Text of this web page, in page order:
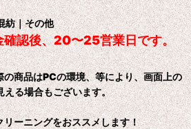
｜その他
確認後、20〜25営業日です。
商品はPCの環境、等により、画面上の
える場合もございます。
ーニングをおススメします！